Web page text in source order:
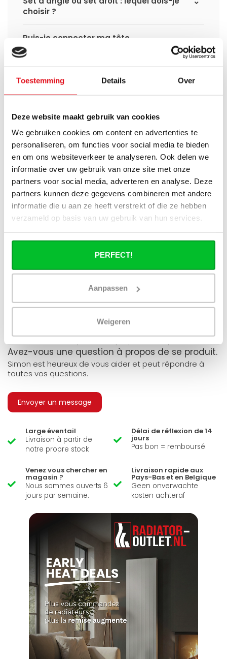
Toestemming Details Over
Deze website maakt gebruik van cookies
We gebruiken cookies om content en advertenties te
personaliseren, om functies voor social media te bieden
en om ons websiteverkeer te analyseren. Ook delen we
informatie over uw gebruik van onze site met onze
partners voor social media, adverteren en analyse. Deze
partners kunnen deze gegevens combineren met andere
informatie die u aan ze heeft verstrekt of die ze hebben
verzameld op basis van uw gebruik van hun services.
PERFECT!
Aanpassen
Weigeren
choisir ?
Puis-je connecter ma tête
thermostatique intelligente aux
radiateurs à panneaux de
Radiator‑Outlet ?
Comment calculer la capacité
Quel est le délai de livraison d'un
radiateur à panneaux et quand le
recevrai-je si je passe une commande ?
J'ai une installation de pompe à chaleur
(hybride), puis-je utiliser tous les
radiateurs du site ?
en combinaison avec un chauffage
Un radiateur panneau fonctionne-t-il à
Avez-vous une question à propos de se produit.
Simon est heureux de vous aider et peut répondre à
toutes vos questions.
Envoyer un message
Large éventail
Livraison à partir de
notre propre stock
Délai de réflexion de 14
jours
Pas bon = remboursé
Venez vous chercher en
magasin ?
Nous sommes ouverts 6
jours par semaine.
Livraison rapide aux
Pays-Bas et en Belgique
Geen onverwachte
kosten achteraf